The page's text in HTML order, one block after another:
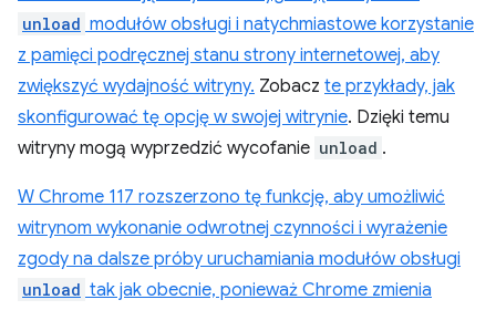
unload modułów obsługi i natychmiastowe korzystanie
z pamięci podręcznej stanu strony internetowej, aby
zwiększyć wydajność witryny. Zobacz te przykłady, jak
skonfigurować tę opcję w swojej witrynie. Dzięki temu
witryny mogą wyprzedzić wycofanie unload .
W Chrome 117 rozszerzono tę funkcję, aby umożliwić
witrynom wykonanie odwrotnej czynności i wyrażenie
zgody na dalsze próby uruchamiania modułów obsługi
unload tak jak obecnie, ponieważ Chrome zmienia